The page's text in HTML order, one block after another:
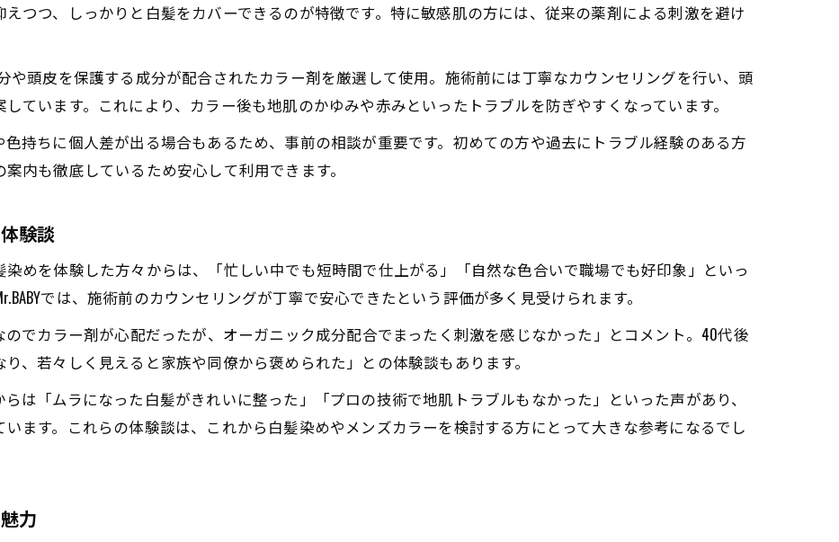
短時間施術が可能な白髪染めメンズカラー
清潔感を簡単に演出できるメンズカラー術
効率良く仕上がる白髪染め施術のポイント
つつ、しっかりと白髪をカバーできるのが特徴です。特に敏感肌の方には、従来の薬剤による刺激を避け
分や頭皮を保護する成分が配合されたカラー剤を厳選して使用。施術前には丁寧なカウンセリングを行い、頭
ています。これにより、カラー後も地肌のかゆみや赤みといったトラブルを防ぎやすくなっています。
持ちに個人差が出る場合もあるため、事前の相談が重要です。初めての方や過去にトラブル経験のある方
内も徹底しているため安心して利用できます。
験談
めを体験した方々からは、「忙しい中でも短時間で仕上がる」「自然な色合いで職場でも好印象」といっ
では、施術前のカウンセリングが丁寧で安心できたという評価が多く見受けられます。
でカラー剤が心配だったが、オーガニック成分配合でまったく刺激を感じなかった」とコメント。40代後
、若々しく見えると家族や同僚から褒められた」との体験談もあります。
は「ムラになった白髪がきれいに整った」「プロの技術で地肌トラブルもなかった」といった声があり、
ます。これらの体験談は、これから白髪染めやメンズカラーを検討する方にとって大きな参考になるでし
力